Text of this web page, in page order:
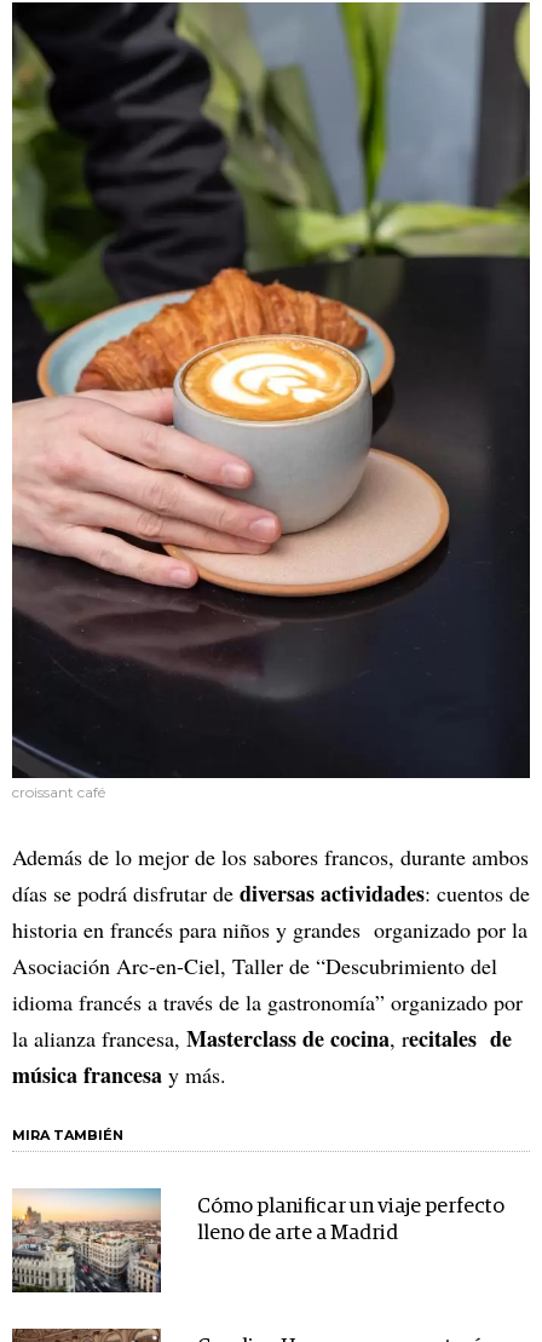
croissant café
Además de lo mejor de los sabores francos, durante ambos
días se podrá disfrutar de diversas actividades: cuentos de
historia en francés para niños y grandes organizado por la
Asociación Arc-en-Ciel, Taller de “Descubrimiento del
idioma francés a través de la gastronomía” organizado por
la alianza francesa, Masterclass de cocina, recitales de
música francesa y más.
MIRA TAMBIÉN
Cómo planificar un viaje perfecto
lleno de arte a Madrid